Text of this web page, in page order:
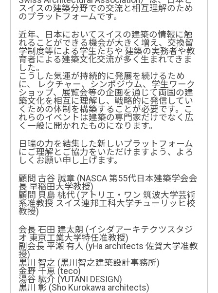
スイスの建築分野での交流と相互理解のため
のプラットフォームです。
近年、日本においてスイスの建築の情報に触
れることができる機会が大きく増え、交換留
学制度等による学生たちや 建築の実務者や教
育者による建築文化交流が多く生まれてきま
した。
こうした気運が持続的に発展を続けるため
に、 レクチャー、シンポジウム、学生ワーク
ショップ、展覧会等の企画を通じて両国の建
築文化を相互に理解し、戦略的に発信してい
くための体制を構築することが必要です。こ
れらのイベントは建築の専門家だけでなく広
く一般に開かれたものになります。
日瑞の力を結集した新しいプラットフォーム
にご理解とご協力をいただけますよう、よろ
しくお願い申し上げます。
顧問 古谷 誠章 (NASCA 第55代日本建築学会会
長 早稲田大学教授)
顧問 貝島 桃代 (アトリエ・ワン 筑波大学芸術
系准教授 スイス連邦工科大学チューリッヒ校
教授)
会長 石田 建太朗 (イシダアーキテクツスタジ
オ 東京工業大学特任准教授)
副会長 平瀬 有人 (yHa architects 佐賀大学准教
授)
黒川 智之 (黒川智之建築設計事務所)
金野 千恵 (teco)
湯谷 紘介 (YUTANI DESIGN)
黒川 彰 (Sho Kurokawa architects)